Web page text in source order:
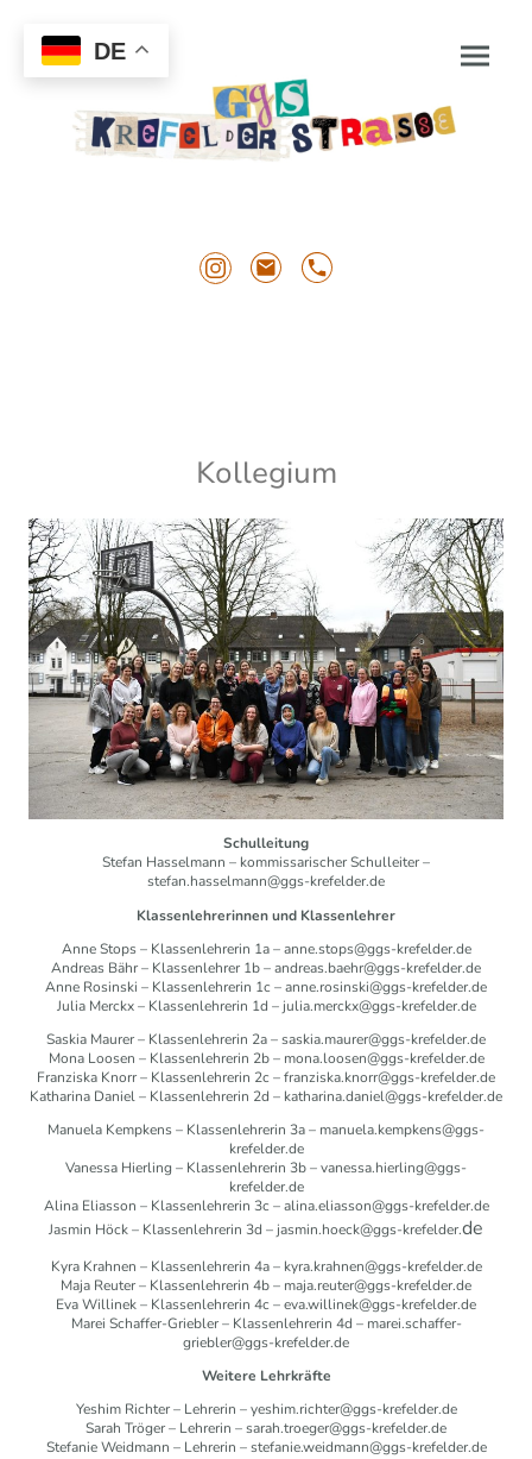
Kollegium
Schulleitung
Stefan Hasselmann – kommissarischer Schulleiter –
stefan.hasselmann@ggs-krefelder.de
Klassenlehrerinnen und Klassenlehrer
Anne Stops – Klassenlehrerin 1a – anne.stops@ggs-krefelder.de
Andreas Bähr – Klassenlehrer 1b – andreas.baehr@ggs-krefelder.de
Anne Rosinski – Klassenlehrerin 1c – anne.rosinski@ggs-krefelder.de
Julia Merckx – Klassenlehrerin 1d – julia.merckx@ggs-krefelder.de
Saskia Maurer – Klassenlehrerin 2a – saskia.maurer@ggs-krefelder.de
Mona Loosen – Klassenlehrerin 2b – mona.loosen@ggs-krefelder.de
Franziska Knorr – Klassenlehrerin 2c – franziska.knorr@ggs-krefelder.de
Katharina Daniel – Klassenlehrerin 2d – katharina.daniel@ggs-krefelder.de
Manuela Kempkens – Klassenlehrerin 3a – manuela.kempkens@ggs-
krefelder.de
Vanessa Hierling – Klassenlehrerin 3b – vanessa.hierling@ggs-
krefelder.de
Alina Eliasson – Klassenlehrerin 3c – alina.eliasson@ggs-krefelder.de
Jasmin Höck – Klassenlehrerin 3d – jasmin.hoeck@ggs-krefelder.de
Kyra Krahnen – Klassenlehrerin 4a – kyra.krahnen@ggs-krefelder.de
Maja Reuter – Klassenlehrerin 4b – maja.reuter@ggs-krefelder.de
Eva Willinek – Klassenlehrerin 4c – eva.willinek@ggs-krefelder.de
Marei Schaffer-Griebler – Klassenlehrerin 4d – marei.schaffer-
griebler@ggs-krefelder.de
Weitere Lehrkräfte
Yeshim Richter – Lehrerin – yeshim.richter@ggs-krefelder.de
Sarah Tröger – Lehrerin – sarah.troeger@ggs-krefelder.de
Stefanie Weidmann – Lehrerin – stefanie.weidmann@ggs-krefelder.de
DE